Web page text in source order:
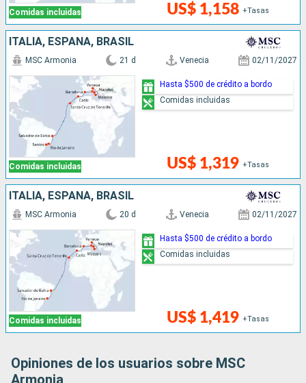
Comidas incluidas US$ 1,158 +Tasas
ITALIA, ESPAÑA, BRASIL
Comidas incluidas
MSC Armonia 21 d Venecia 02/11/2027
US$ 1,319 +Tasas
Hasta $500 de crédito a bordo
Comidas incluidas
ITALIA, ESPAÑA, BRASIL
Comidas incluidas
MSC Armonia 20 d Venecia 02/11/2027
US$ 1,419 +Tasas
Hasta $500 de crédito a bordo
Comidas incluidas
Opiniones de los usuarios sobre MSC
Armonia